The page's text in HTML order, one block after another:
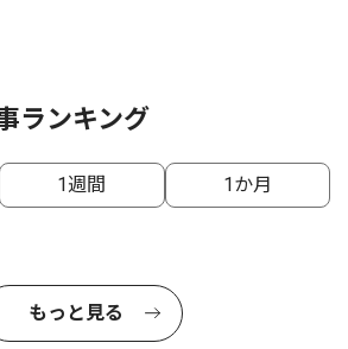
ランキング
1週間 1か月
もっと見る